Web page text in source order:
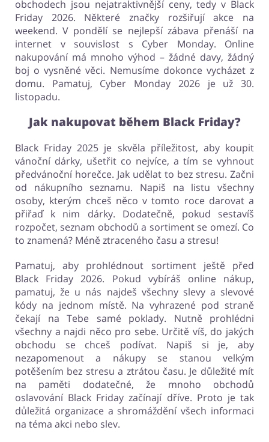
obchodech jsou nejatraktivnější ceny, tedy v Black
Friday 2026. Některé značky rozšiřují akce na
weekend. V pondělí se nejlepší zábava přenáší na
internet v souvislost s Cyber Monday. Online
nakupování má mnoho výhod – žádné davy, žádný
boj o vysněné věci. Nemusíme dokonce vycházet z
domu. Pamatuj, Cyber Monday 2026 je už 30.
listopadu.
Jak nakupovat během Black Friday?
Black Friday 2025 je skvěla příležitost, aby koupit
vánoční dárky, ušetřit co nejvíce, a tím se vyhnout
předvánoční horečce. Jak udělat to bez stresu. Začni
od nákupního seznamu. Napiš na listu všechny
osoby, kterým chceš něco v tomto roce darovat a
přiřaď k nim dárky. Dodatečně, pokud sestavíš
rozpočet, seznam obchodů a sortiment se omezí. Co
to znamená? Méně ztraceného času a stresu!
Pamatuj, aby prohlédnout sortiment ještě před
Black Friday 2026. Pokud vybíráš online nákup,
pamatuj, že u nás najdeš všechny slevy a slevové
kódy na jednom místě. Na vyhrazené pod straně
čekají na Tebe samé poklady. Nutně prohlédni
všechny a najdi něco pro sebe. Určitě víš, do jakých
obchodu se chceš podívat. Napiš si je, aby
nezapomenout a nákupy se stanou velkým
potěšením bez stresu a ztrátou času. Je důležité mít
na paměti dodatečné, že mnoho obchodů
oslavování Black Friday začínají dříve. Proto je tak
důležitá organizace a shromáždění všech informaci
na téma akci nebo slev.